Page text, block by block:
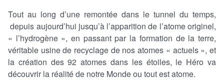
Tout au long d’une remontée dans le tunnel du temps,
depuis aujourd’hui jusqu’à l’apparition de l’atome originel,
« l’hydrogène », en passant par la formation de la terre,
véritable usine de recyclage de nos atomes « actuels », et
la création des 92 atomes dans les étoiles, le Héro va
découvrir la réalité de notre Monde ou tout est atome.